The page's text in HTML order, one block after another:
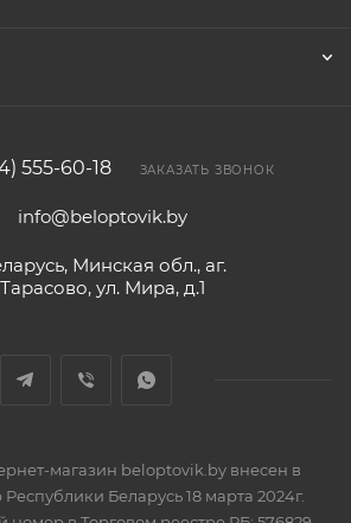
555-60-18 ЗАКАЗАТЬ ЗВОНОК
info@beloptovik.by
Минская обл., аг.
Тарасово, ул. Мира, д.1
магазин beloptovik.by внесен в
Беларусь 18 марта 2024г.